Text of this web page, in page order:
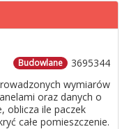
3695344
Budowlane
wymiarów
oraz danych o
oblicza ile paczek
całe pomieszczenie.